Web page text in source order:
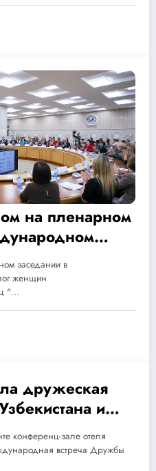
на пленарном
без границ »
год, г.Уфа
заседании в
женщин
"…
дружеская
и
конференц-зале отеля
встреча Дружбы